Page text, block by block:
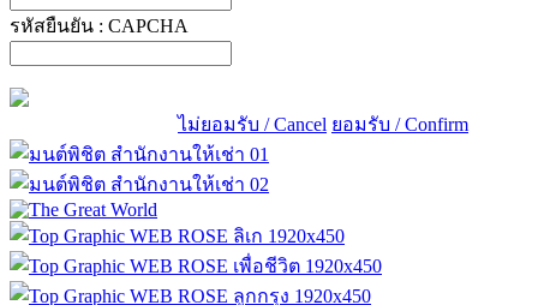
รหัสยืนยัน : CAPCHA
ไม่ยอมรับ / Cancel ยอมรับ / Confirm